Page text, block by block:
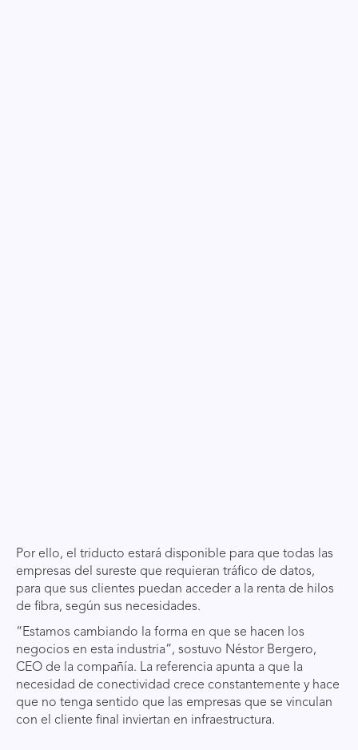
Por ello, el triducto estará disponible para que todas las
empresas del sureste que requieran tráfico de datos,
para que sus clientes puedan acceder a la renta de hilos
de fibra, según sus necesidades.
“Estamos cambiando la forma en que se hacen los
negocios en esta industria”, sostuvo Néstor Bergero,
CEO de la compañía. La referencia apunta a que la
necesidad de conectividad crece constantemente y hace
que no tenga sentido que las empresas que se vinculan
con el cliente final inviertan en infraestructura.